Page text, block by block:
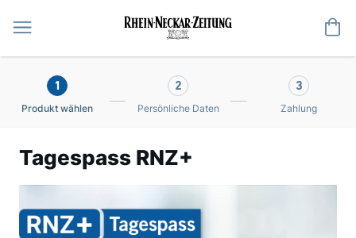
1
Produkt wählen
2
Persönliche Daten
3
Zahlung
Tagespass RNZ+